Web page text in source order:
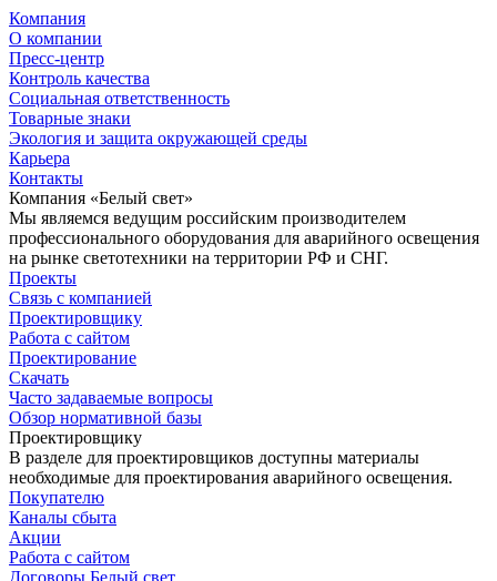
Компания
О компании
Пресс-центр
Контроль качества
Социальная ответственность
Товарные знаки
Экология и защита окружающей среды
Карьера
Контакты
Компания «Белый свет»
Мы являемся ведущим российским производителем
профессионального оборудования для аварийного освещения
на рынке светотехники на территории РФ и СНГ.
Проекты
Связь с компанией
Проектировщику
Работа с сайтом
Проектирование
Скачать
Часто задаваемые вопросы
Обзор нормативной базы
Проектировщику
В разделе для проектировщиков доступны материалы
необходимые для проектирования аварийного освещения.
Покупателю
Каналы сбыта
Акции
Работа с сайтом
Договоры Белый свет